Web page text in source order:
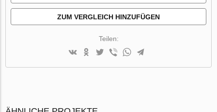
ZUM VERGLEICH HINZUFÜGEN
Teilen: